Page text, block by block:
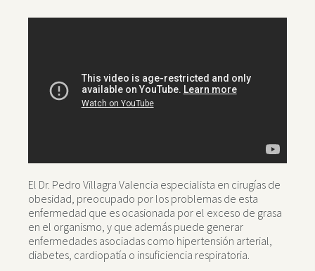
El Dr. Pedro Villagra Valencia especialista en cirugías de
obesidad, preocupado por los problemas de esta
enfermedad que es ocasionada por el exceso de grasa
en el organismo, y que además puede generar
enfermedades asociadas como hipertensión arterial,
diabetes, cardiopatía o insuficiencia respiratoria.